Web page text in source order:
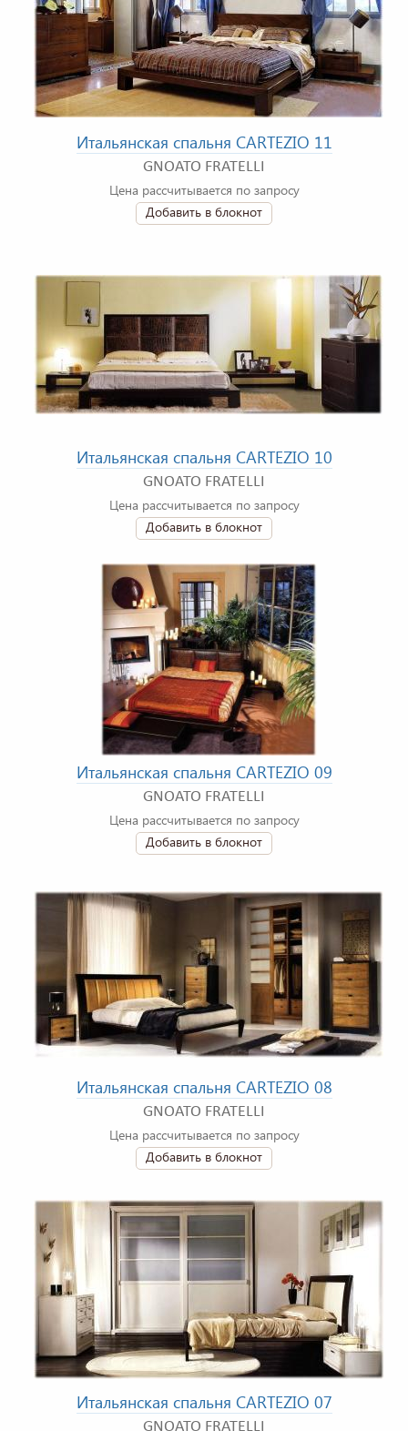
Итальянская спальня CARTEZIO 11
GNOATO FRATELLI
Цена рассчитывается по запросу
Добавить в блокнот
Итальянская спальня CARTEZIO 10
GNOATO FRATELLI
Цена рассчитывается по запросу
Добавить в блокнот
Итальянская спальня CARTEZIO 09
GNOATO FRATELLI
Цена рассчитывается по запросу
Добавить в блокнот
Итальянская спальня CARTEZIO 08
GNOATO FRATELLI
Цена рассчитывается по запросу
Добавить в блокнот
Итальянская спальня CARTEZIO 07
GNOATO FRATELLI